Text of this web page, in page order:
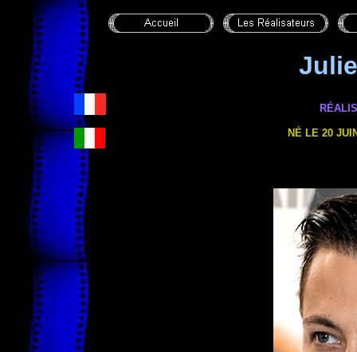
NÉ LE 20